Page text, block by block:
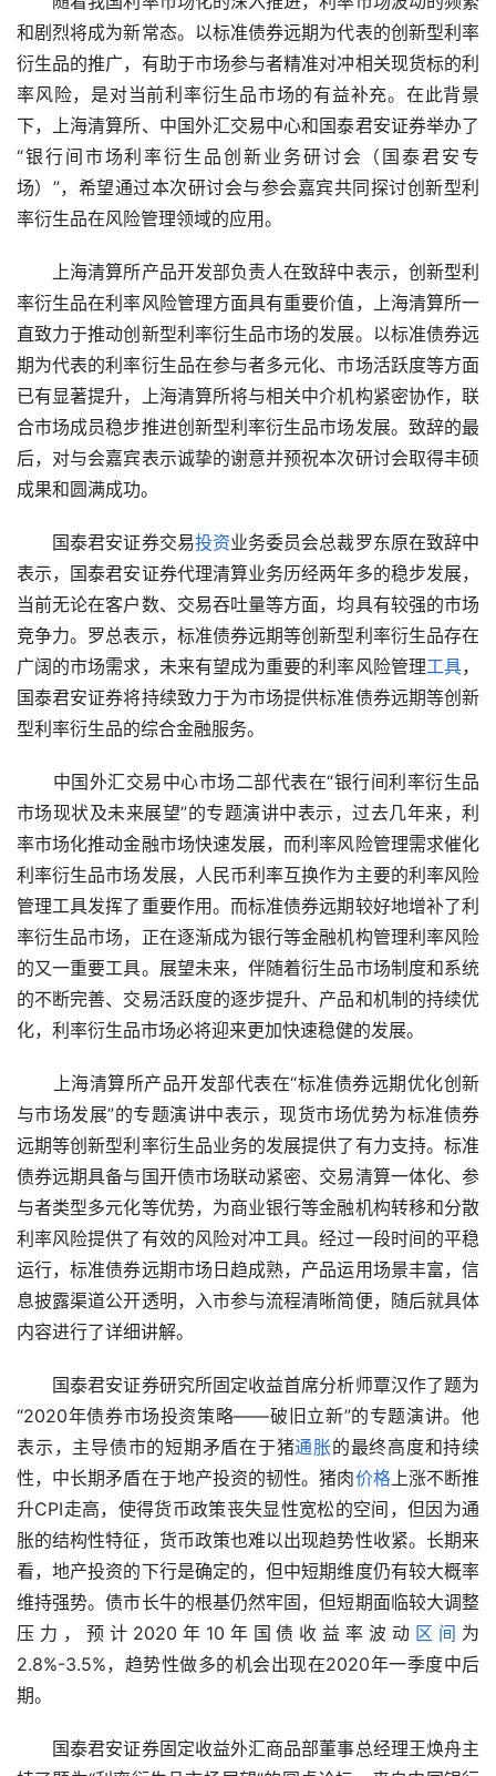
和剧烈将成为新常态。以标准债券远期为代表的创新型利率
衍生品的推广，有助于市场参与者精准对冲相关现货标的利
率风险，是对当前利率衍生品市场的有益补充。在此背景
下，上海清算所、中国外汇交易中心和国泰君安证券举办了
“银行间市场利率衍生品创新业务研讨会（国泰君安专
场）”，希望通过本次研讨会与参会嘉宾共同探讨创新型利
率衍生品在风险管理领域的应用。
上海清算所产品开发部负责人在致辞中表示，创新型利
率衍生品在利率风险管理方面具有重要价值，上海清算所一
直致力于推动创新型利率衍生品市场的发展。以标准债券远
期为代表的利率衍生品在参与者多元化、市场活跃度等方面
已有显著提升，上海清算所将与相关中介机构紧密协作，联
合市场成员稳步推进创新型利率衍生品市场发展。致辞的最
后，对与会嘉宾表示诚挚的谢意并预祝本次研讨会取得丰硕
成果和圆满成功。
国泰君安证券交易投资业务委员会总裁罗东原在致辞中
表示，国泰君安证券代理清算业务历经两年多的稳步发展，
当前无论在客户数、交易吞吐量等方面，均具有较强的市场
竞争力。罗总表示，标准债券远期等创新型利率衍生品存在
广阔的市场需求，未来有望成为重要的利率风险管理工具，
国泰君安证券将持续致力于为市场提供标准债券远期等创新
型利率衍生品的综合金融服务。
中国外汇交易中心市场二部代表在“银行间利率衍生品
市场现状及未来展望”的专题演讲中表示，过去几年来，利
率市场化推动金融市场快速发展，而利率风险管理需求催化
利率衍生品市场发展，人民币利率互换作为主要的利率风险
管理工具发挥了重要作用。而标准债券远期较好地增补了利
率衍生品市场，正在逐渐成为银行等金融机构管理利率风险
的又一重要工具。展望未来，伴随着衍生品市场制度和系统
的不断完善、交易活跃度的逐步提升、产品和机制的持续优
化，利率衍生品市场必将迎来更加快速稳健的发展。
上海清算所产品开发部代表在“标准债券远期优化创新
与市场发展”的专题演讲中表示，现货市场优势为标准债券
远期等创新型利率衍生品业务的发展提供了有力支持。标准
债券远期具备与国开债市场联动紧密、交易清算一体化、参
与者类型多元化等优势，为商业银行等金融机构转移和分散
利率风险提供了有效的风险对冲工具。经过一段时间的平稳
运行，标准债券远期市场日趋成熟，产品运用场景丰富，信
息披露渠道公开透明，入市参与流程清晰简便，随后就具体
内容进行了详细讲解。
国泰君安证券研究所固定收益首席分析师覃汉作了题为
“2020年债券市场投资策略――破旧立新”的专题演讲。他
表示，主导债市的短期矛盾在于猪通胀的最终高度和持续
性，中长期矛盾在于地产投资的韧性。猪肉价格上涨不断推
升CPI走高，使得货币政策丧失显性宽松的空间，但因为通
胀的结构性特征，货币政策也难以出现趋势性收紧。长期来
看，地产投资的下行是确定的，但中短期维度仍有较大概率
维持强势。债市长牛的根基仍然牢固，但短期面临较大调整
压力，预计2020年10年国债收益率波动 区间 为
2.8%-3.5%，趋势性做多的机会出现在2020年一季度中后
期。
国泰君安证券固定收益外汇商品部董事总经理王焕舟主